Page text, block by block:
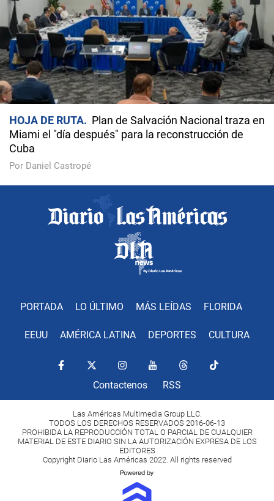
HOJA DE RUTA
Plan de Salvación Nacional traza en
Miami el "día después" para la reconstrucción de
Cuba
Por Daniel Castropé
PORTADA LO ÚLTIMO MÁS LEÍDAS FLORIDA
EEUU AMÉRICA LATINA DEPORTES CULTURA
Contactenos RSS
Las Américas Multimedia Group LLC.
TODOS LOS DERECHOS RESERVADOS 2016-06-13
PROHIBIDA LA REPRODUCCIÓN TOTAL O PARCIAL DE CUALQUIER
MATERIAL DE ESTE DIARIO SIN LA AUTORIZACIÓN EXPRESA DE LOS
EDITORES
Copyright Diario Las Américas 2022. All rights reserved